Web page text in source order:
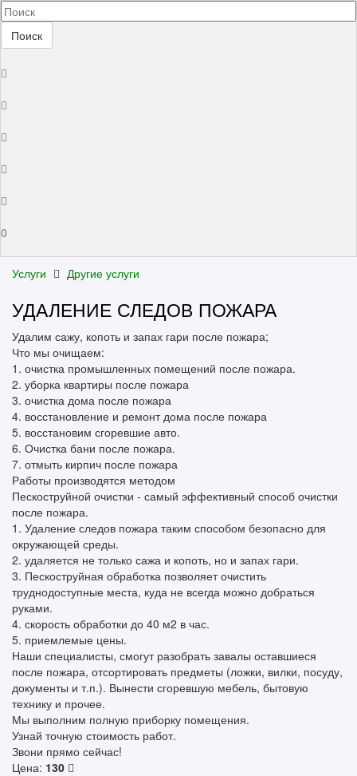
Поиск
0
Услуги Другие услуги
УДАЛЕНИЕ СЛЕДОВ ПОЖАРА
Удалим сажу, копоть и запах гари после пожара;
Что мы очищаем:
1. очистка промышленных помещений после пожара.
2. уборка квартиры после пожара
3. очистка дома после пожара
4. восстановление и ремонт дома после пожара
5. восстановим сгоревшие авто.
6. Очистка бани после пожара.
7. отмыть кирпич после пожара
Работы производятся методом
Пескоструйной очистки - самый эффективный способ очистки
после пожара.
1. Удаление следов пожара таким способом безопасно для
окружающей среды.
2. удаляется не только сажа и копоть, но и запах гари.
3. Пескоструйная обработка позволяет очистить
труднодоступные места, куда не всегда можно добраться
руками.
4. скорость обработки до 40 м2 в час.
5. приемлемые цены.
Наши специалисты, смогут разобрать завалы оставшиеся
после пожара, отсортировать предметы (ложки, вилки, посуду,
документы и т.п.). Вынести сгоревшую мебель, бытовую
технику и прочее.
Мы выполним полную приборку помещения.
Узнай точную стоимость работ.
Звони прямо сейчас!
Цена: 130